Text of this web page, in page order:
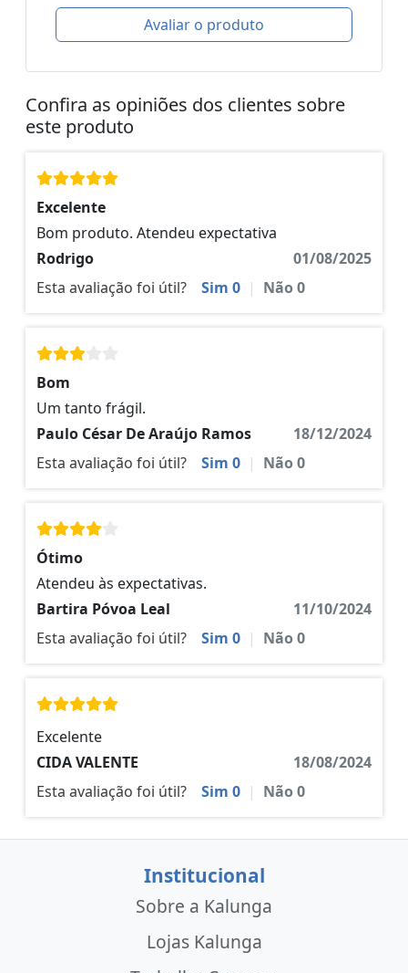
Avaliar o produto
Confira as opiniões dos clientes sobre
este produto
Excelente
Bom produto. Atendeu expectativa
Rodrigo
01/08/2025
Esta avaliação foi útil?
Sim 0 | Não0
Bom
Um tanto frágil.
Paulo César De Araújo Ramos
18/12/2024
Esta avaliação foi útil?
Sim 0 | Não0
Ótimo
Atendeu às expectativas.
Bartira Póvoa Leal
11/10/2024
Esta avaliação foi útil?
Sim 0 | Não0
Excelente
CIDA VALENTE
18/08/2024
Esta avaliação foi útil?
Sim 0 | Não0
Institucional
Sobre a Kalunga
Lojas Kalunga